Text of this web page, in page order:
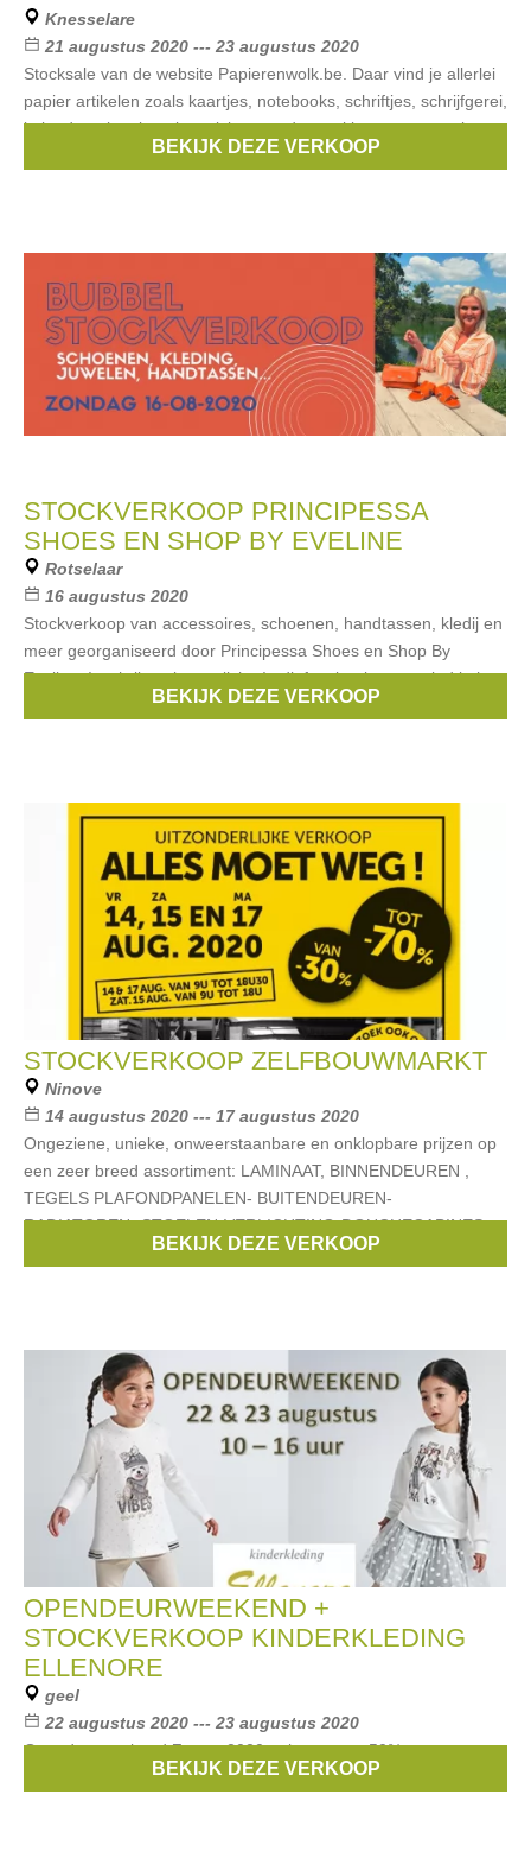
Knesselare
21 augustus 2020 --- 23 augustus 2020
Stocksale van de website Papierenwolk.be. Daar vind je allerlei
papier artikelen zoals kaartjes, notebooks, schriftjes, schrijfgerei,
kalenders, inpakpapier, stickers, cadeauzakjes en nog veel
BEKIJK DEZE VERKOOP
STOCKVERKOOP PRINCIPESSA
SHOES EN SHOP BY EVELINE
Rotselaar
16 augustus 2020
Stockverkoop van accessoires, schoenen, handtassen, kledij en
meer georganiseerd door Principessa Shoes en Shop By
Eveline. Inschrijven is verplicht. In dit facebook event vind je hoe
BEKIJK DEZE VERKOOP
STOCKVERKOOP ZELFBOUWMARKT
Ninove
14 augustus 2020 --- 17 augustus 2020
Ongeziene, unieke, onweerstaanbare en onklopbare prijzen op
een zeer breed assortiment: LAMINAAT, BINNENDEUREN ,
TEGELS PLAFONDPANELEN- BUITENDEUREN-
RADIATOREN- STOELEN-VERLICHTING-DOUCHECABINES-
TERRAS-BADKAMERMEUBELS-
BEKIJK DEZE VERKOOP
OPENDEURWEEKEND +
STOCKVERKOOP KINDERKLEDING
ELLENORE
geel
22 augustus 2020 --- 23 augustus 2020
Opendeurweekend Zomer 2020 te koop aan -50% en meer.
Gymp,Someone,Mayoral,Le Chic
BEKIJK DEZE VERKOOP